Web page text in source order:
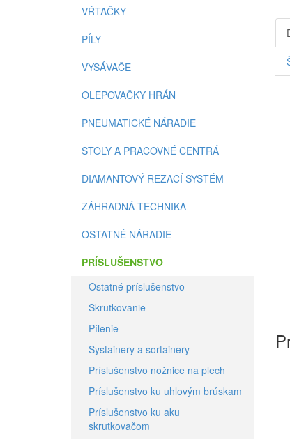
VŔTAČKY
PÍLY
VYSÁVAČE
OLEPOVAČKY HRÁN
PNEUMATICKÉ NÁRADIE
STOLY A PRACOVNÉ CENTRÁ
DIAMANTOVÝ REZACÍ SYSTÉM
ZÁHRADNÁ TECHNIKA
OSTATNÉ NÁRADIE
PRÍSLUŠENSTVO
Ostatné príslušenstvo
Skrutkovanie
Pílenie
Systainery a sortainery
Príslušenstvo nožnice na plech
Príslušenstvo ku uhlovým brúskam
Príslušenstvo ku aku
skrutkovačom